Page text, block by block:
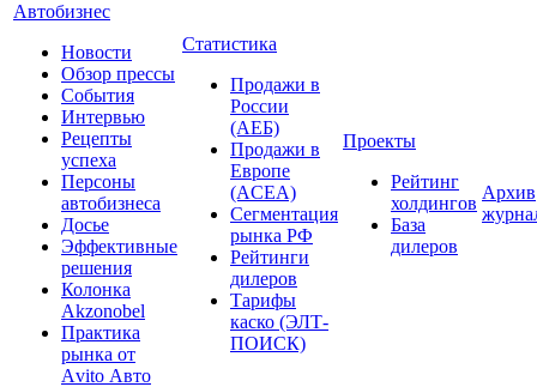
Автобизнес
Новости
Обзор прессы
События
Интервью
Рецепты
успеха
Персоны
автобизнеса
Досье
Эффективные
решения
Колонка
Akzonobel
Практика
рынка от
Аvito Авто
Статистика
Продажи в
России
(АЕБ)
Продажи в
Европе
(ACEA)
Сегментация
рынка РФ
Рейтинги
дилеров
Тарифы
каско (ЭЛТ-
ПОИСК)
Проекты
Рейтинг
холдингов
База
дилеров
Архив